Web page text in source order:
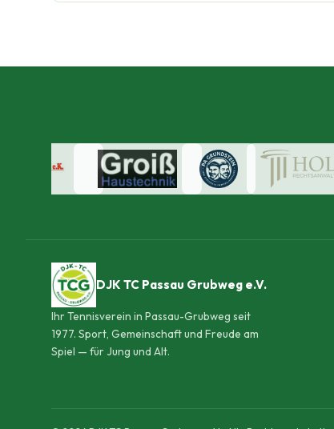
DJK TC Passau Grubweg e.V.
Ihr Tennisverein in Passau-Grubweg seit
1977. Sport, Gemeinschaft und Freude am
Spiel — für Jung und Alt.